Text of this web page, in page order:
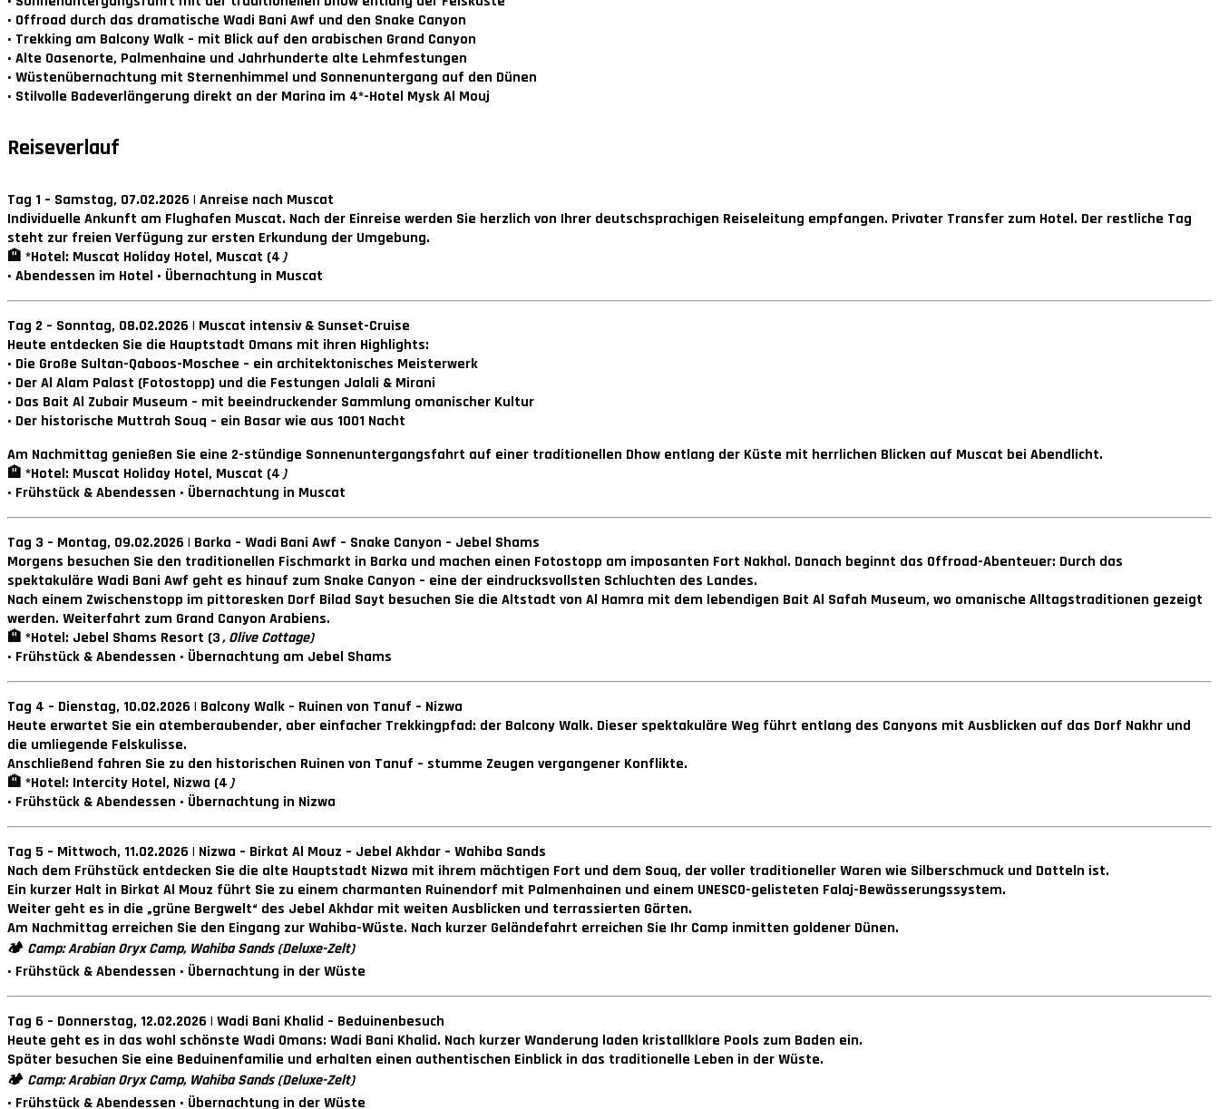
• Offroad durch das dramatische Wadi Bani Awf und den Snake Canyon
• Trekking am Balcony Walk – mit Blick auf den arabischen Grand Canyon
• Alte Oasenorte, Palmenhaine und Jahrhunderte alte Lehmfestungen
• Wüstenübernachtung mit Sternenhimmel und Sonnenuntergang auf den Dünen
• Stilvolle Badeverlängerung direkt an der Marina im 4*-Hotel Mysk Al Mouj
Reiseverlauf
Tag 1 – Samstag, 07.02.2026 | Anreise nach Muscat
Individuelle Ankunft am Flughafen Muscat. Nach der Einreise werden Sie herzlich von Ihrer deutschsprachigen Reiseleitung empfangen. Privater Transfer zum Hotel. Der restliche Tag
steht zur freien Verfügung zur ersten Erkundung der Umgebung.
🏨 *Hotel: Muscat Holiday Hotel, Muscat (4)
• Abendessen im Hotel • Übernachtung in Muscat
Tag 2 – Sonntag, 08.02.2026 | Muscat intensiv & Sunset-Cruise
Heute entdecken Sie die Hauptstadt Omans mit ihren Highlights:
• Die Große Sultan-Qaboos-Moschee – ein architektonisches Meisterwerk
• Der Al Alam Palast (Fotostopp) und die Festungen Jalali & Mirani
• Das Bait Al Zubair Museum – mit beeindruckender Sammlung omanischer Kultur
• Der historische Muttrah Souq – ein Basar wie aus 1001 Nacht
Am Nachmittag genießen Sie eine 2-stündige Sonnenuntergangsfahrt auf einer traditionellen Dhow entlang der Küste mit herrlichen Blicken auf Muscat bei Abendlicht.
🏨 *Hotel: Muscat Holiday Hotel, Muscat (4)
• Frühstück & Abendessen • Übernachtung in Muscat
Tag 3 – Montag, 09.02.2026 | Barka – Wadi Bani Awf – Snake Canyon – Jebel Shams
Morgens besuchen Sie den traditionellen Fischmarkt in Barka und machen einen Fotostopp am imposanten Fort Nakhal. Danach beginnt das Offroad-Abenteuer: Durch das
spektakuläre Wadi Bani Awf geht es hinauf zum Snake Canyon – eine der eindrucksvollsten Schluchten des Landes.
Nach einem Zwischenstopp im pittoresken Dorf Bilad Sayt besuchen Sie die Altstadt von Al Hamra mit dem lebendigen Bait Al Safah Museum, wo omanische Alltagstraditionen gezeigt
werden. Weiterfahrt zum Grand Canyon Arabiens.
🏨 *Hotel: Jebel Shams Resort (3, Olive Cottage)
• Frühstück & Abendessen • Übernachtung am Jebel Shams
Tag 4 – Dienstag, 10.02.2026 | Balcony Walk – Ruinen von Tanuf – Nizwa
Heute erwartet Sie ein atemberaubender, aber einfacher Trekkingpfad: der Balcony Walk. Dieser spektakuläre Weg führt entlang des Canyons mit Ausblicken auf das Dorf Nakhr und
die umliegende Felskulisse.
Anschließend fahren Sie zu den historischen Ruinen von Tanuf – stumme Zeugen vergangener Konflikte.
🏨 *Hotel: Intercity Hotel, Nizwa (4)
• Frühstück & Abendessen • Übernachtung in Nizwa
Tag 5 – Mittwoch, 11.02.2026 | Nizwa – Birkat Al Mouz – Jebel Akhdar – Wahiba Sands
Nach dem Frühstück entdecken Sie die alte Hauptstadt Nizwa mit ihrem mächtigen Fort und dem Souq, der voller traditioneller Waren wie Silberschmuck und Datteln ist.
Ein kurzer Halt in Birkat Al Mouz führt Sie zu einem charmanten Ruinendorf mit Palmenhainen und einem UNESCO-gelisteten Falaj-Bewässerungssystem.
Weiter geht es in die „grüne Bergwelt“ des Jebel Akhdar mit weiten Ausblicken und terrassierten Gärten.
Am Nachmittag erreichen Sie den Eingang zur Wahiba-Wüste. Nach kurzer Geländefahrt erreichen Sie Ihr Camp inmitten goldener Dünen.
🏕 Camp: Arabian Oryx Camp, Wahiba Sands (Deluxe-Zelt)
• Frühstück & Abendessen • Übernachtung in der Wüste
Tag 6 – Donnerstag, 12.02.2026 | Wadi Bani Khalid – Beduinenbesuch
Heute geht es in das wohl schönste Wadi Omans: Wadi Bani Khalid. Nach kurzer Wanderung laden kristallklare Pools zum Baden ein.
Später besuchen Sie eine Beduinenfamilie und erhalten einen authentischen Einblick in das traditionelle Leben in der Wüste.
🏕 Camp: Arabian Oryx Camp, Wahiba Sands (Deluxe-Zelt)
• Frühstück & Abendessen • Übernachtung in der Wüste